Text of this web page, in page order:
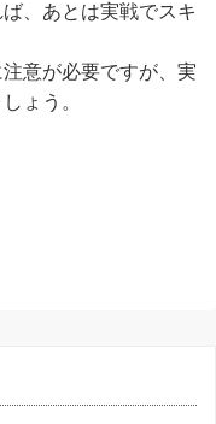
、あとは実戦でスキ
意が必要ですが、実
ょう。